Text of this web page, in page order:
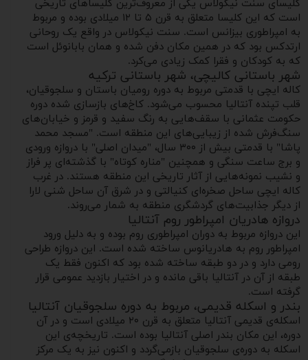
کلیسای سنت نیکولاس یکی از معروف‌ترین کلیساهای تاریخی
است که این کلیسا متعلق به قرن ۵ تا ۱۲ میلادی بوده و مربوط
به امپراطوری بیزانس است. سنت نیکولاس در واقع یک روحانی
ارتدکس بود که در همین مکان دفن شده و همان بابانوئل است
که به کودکان و فقرا کمک زیادی می‌کرد.
شهر باستانی کالیچی، شهر باستانی ترکیه
کاله ایچی با قدمتی مربوط به دوره رومیان باستان و سلجوقیان،
قلب تپنده آنتالیا محسوب می‌شود. کاخ‌های بازسازی شده دوره
حکومت عثمانی با سقف‌هایی به رنگ سفید و قرمز و خیابان‌های
سنگ‌فرش شده از زیبایی‌های این منطقه است. "مسجد محمد
پاشا" با قدمتی بیش از ۳۰۰ سال، "میدان اصلی" با دروازه ورودی
و برج ساعت سنگی و همچنین "مناره کوتاه" با گذشته‌ای پر فراز
و نشیب نمونه‌هایی از آثار تاریخی این منطقه هستند. در غرب
کاله ایچی ساحل صخره‌ای کنیالتی و در شرق آن ساحل شنی لارا
از دیگر جذابیت‌های گردشگری منطقه به شمار می‌روند.
دروازه هادریان امپراطور روم آنتالیا
این دروازه مربوط به دوران امپراطوری روم بوده و به دلیل ورود
امپراطور روم به هادریانوس ساخته شده است. این دروازه طراحی
رومی دارد و در دو طبقه ساخته شده بود که اکنون فقط یک
طبقه از آن در آنتالیا باقی مانده و در اختیار بازدید عمومی قرار
گرفته است.
بندر و اسکله قدیمی، مربوط به دوره سلجوقیان آنتالیا
اسکله‌ی قدیمی آنتالیا متعلق به قرن ۲۰ میلادی است و در آن
دوره، این مکان بندر اصلی آنتالیا بوده است. تاریخچه‌ی این
اسکله به دوره‌ی سلجوقیان بازمی‌گردد و اکنون نیز به یک مرکز